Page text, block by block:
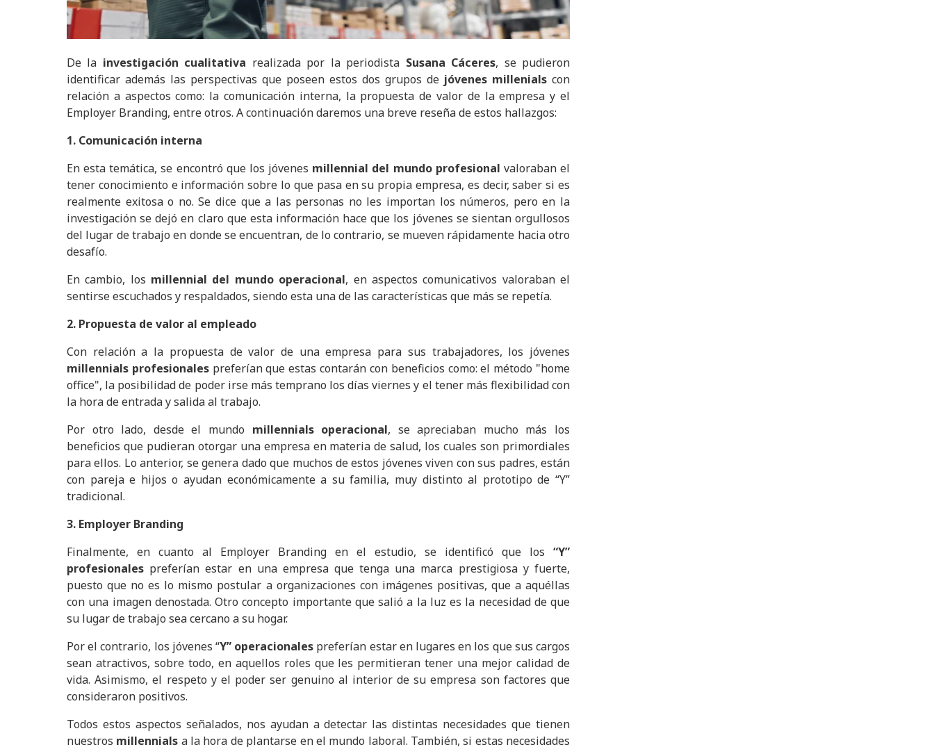
De la investigación cualitativa realizada por la periodista Susana Cáceres, se pudieron
identificar además las perspectivas que poseen estos dos grupos de jóvenes millenials con
relación a aspectos como: la comunicación interna, la propuesta de valor de la empresa y el
Employer Branding, entre otros. A continuación daremos una breve reseña de estos hallazgos:
1. Comunicación interna
En esta temática, se encontró que los jóvenes millennial del mundo profesional valoraban el
tener conocimiento e información sobre lo que pasa en su propia empresa, es decir, saber si es
realmente exitosa o no. Se dice que a las personas no les importan los números, pero en la
investigación se dejó en claro que esta información hace que los jóvenes se sientan orgullosos
del lugar de trabajo en donde se encuentran, de lo contrario, se mueven rápidamente hacia otro
desafío.
En cambio, los millennial del mundo operacional, en aspectos comunicativos valoraban el
sentirse escuchados y respaldados, siendo esta una de las características que más se repetía.
2. Propuesta de valor al empleado
Con relación a la propuesta de valor de una empresa para sus trabajadores, los jóvenes
millennials profesionales preferían que estas contarán con beneficios como: el método "home
office", la posibilidad de poder irse más temprano los días viernes y el tener más flexibilidad con
la hora de entrada y salida al trabajo.
Por otro lado, desde el mundo millennials operacional, se apreciaban mucho más los
beneficios que pudieran otorgar una empresa en materia de salud, los cuales son primordiales
para ellos. Lo anterior, se genera dado que muchos de estos jóvenes viven con sus padres, están
con pareja e hijos o ayudan económicamente a su familia, muy distinto al prototipo de “Y”
tradicional.
3. Employer Branding
Finalmente, en cuanto al Employer Branding en el estudio, se identificó que los “Y”
profesionales preferían estar en una empresa que tenga una marca prestigiosa y fuerte,
puesto que no es lo mismo postular a organizaciones con imágenes positivas, que a aquéllas
con una imagen denostada. Otro concepto importante que salió a la luz es la necesidad de que
su lugar de trabajo sea cercano a su hogar.
Por el contrario, los jóvenes “Y” operacionales preferían estar en lugares en los que sus cargos
sean atractivos, sobre todo, en aquellos roles que les permitieran tener una mejor calidad de
vida. Asimismo, el respeto y el poder ser genuino al interior de su empresa son factores que
consideraron positivos.
Todos estos aspectos señalados, nos ayudan a detectar las distintas necesidades que tienen
nuestros millennials a la hora de plantarse en el mundo laboral. También, si estas necesidades